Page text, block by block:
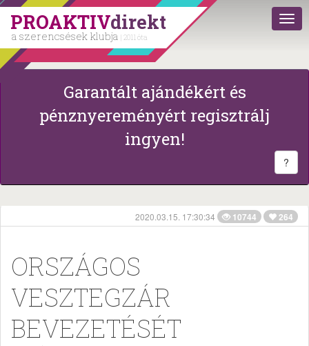
PROAKTIVdirekt
a szerencsések klubja | 2011 óta
Garantált ajándékért és
pénznyereményért regisztrálj
ingyen!
?
2020.03.15. 17:30:34 10744 264
ORSZÁGOS
VESZTEGZÁR
BEVEZETÉSÉT